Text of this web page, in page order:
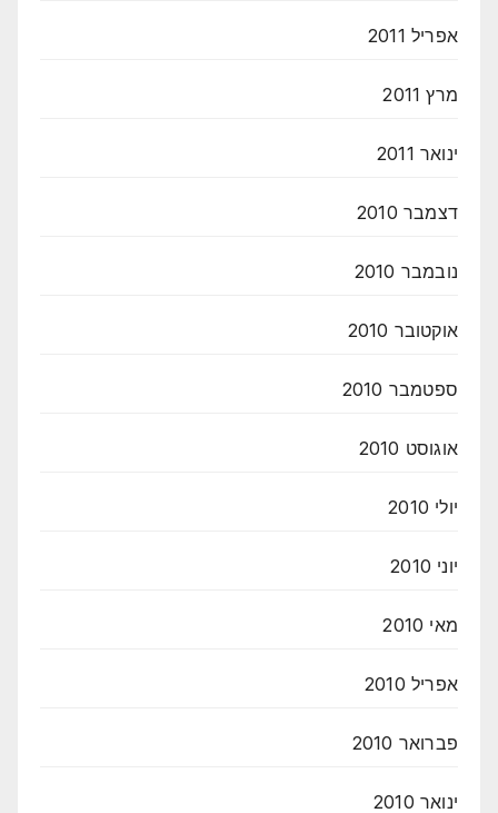
אפריל 2011
מרץ 2011
ינואר 2011
דצמבר 2010
נובמבר 2010
אוקטובר 2010
ספטמבר 2010
אוגוסט 2010
יולי 2010
יוני 2010
מאי 2010
אפריל 2010
פברואר 2010
ינואר 2010